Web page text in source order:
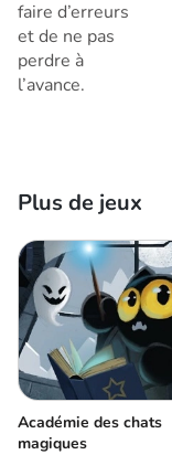
faire d’erreurs
et de ne pas
perdre à
l’avance.
Plus de jeux
Académie des chats
magiques